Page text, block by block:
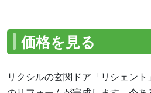
価格を見る
リクシルの玄関ドア「リシェン